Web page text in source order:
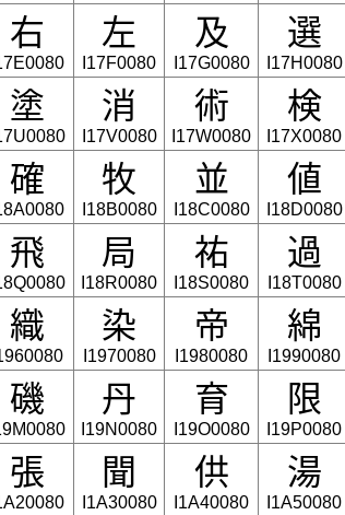
右 左
I17F0080
及
I17G0080
選
I17H0080
塗 消
I17V0080
術
I17W0080
検
I17X0080
確 牧
I18B0080
並
I18C0080
値
I18D0080
飛 局
I18R0080
祐
I18S0080
過
I18T0080
織 染
I1970080
帝
I1980080
綿
I1990080
磯 丹
I19N0080
育
I19O0080
限
I19P0080
張 聞
I1A30080
供
I1A40080
湯
I1A50080